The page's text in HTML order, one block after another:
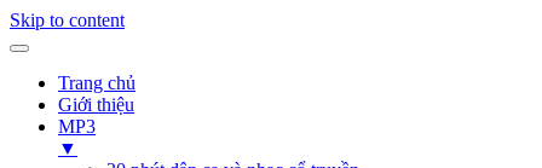
Skip to content
Trang chủ
Giới thiệu
MP3
▼